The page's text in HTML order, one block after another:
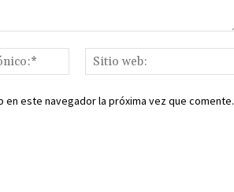
Correo
electrónico:*
este navegador la próxima vez que comente.